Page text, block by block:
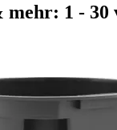
1 - 30